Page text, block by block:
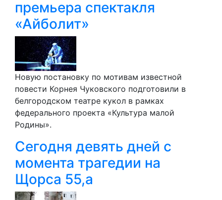
премьера спектакля
«Айболит»
Новую постановку по мотивам известной
повести Корнея Чуковского подготовили в
белгородском театре кукол в рамках
федерального проекта «Культура малой
Родины».
Сегодня девять дней с
момента трагедии на
Щорса 55,а